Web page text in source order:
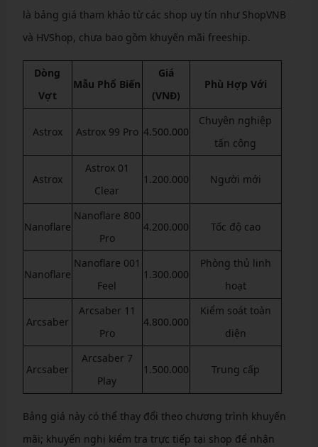
là bảng giá tham khảo từ các shop uy tín như ShopVNB
và HVShop, chưa bao gồm khuyến mãi freeship.
Dòng
Vợt
Mẫu Phổ Biến
Giá
(VNĐ)
Phù Hợp Với
Astrox Astrox 99 Pro 4.500.000
Chuyên nghiệp
tấn công
Astrox
Astrox 01
Clear
1.200.000 Người mới
Nanoflare
Nanoflare 800
Pro
4.200.000 Tốc độ cao
Nanoflare
Nanoflare 001
Feel
1.300.000
Phòng thủ linh
hoạt
Arcsaber
Arcsaber 11
Pro
4.800.000
Kiểm soát toàn
diện
Arcsaber
Arcsaber 7
Play
1.500.000 Trung cấp
Bảng giá này có thể thay đổi theo chương trình khuyến
mãi; khuyến nghị kiểm tra trực tiếp tại shop để nhận